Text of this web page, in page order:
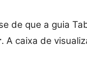
de que a guia
. A caixa de